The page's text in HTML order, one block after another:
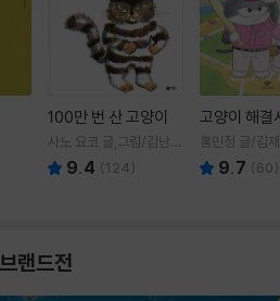
100만 번 산 고양이
사노 요코 글,그림/김난주
역 9.4 (124)
고양이 해결
홍민정 글/김
9.7 (60)
랜드전